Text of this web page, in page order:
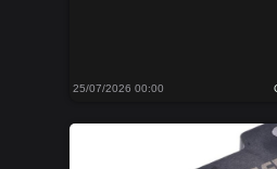
25/07/2026 00:00